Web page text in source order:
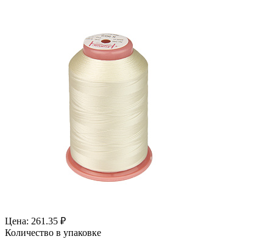
Цена: 261.35 ₽
Количество в упаковке